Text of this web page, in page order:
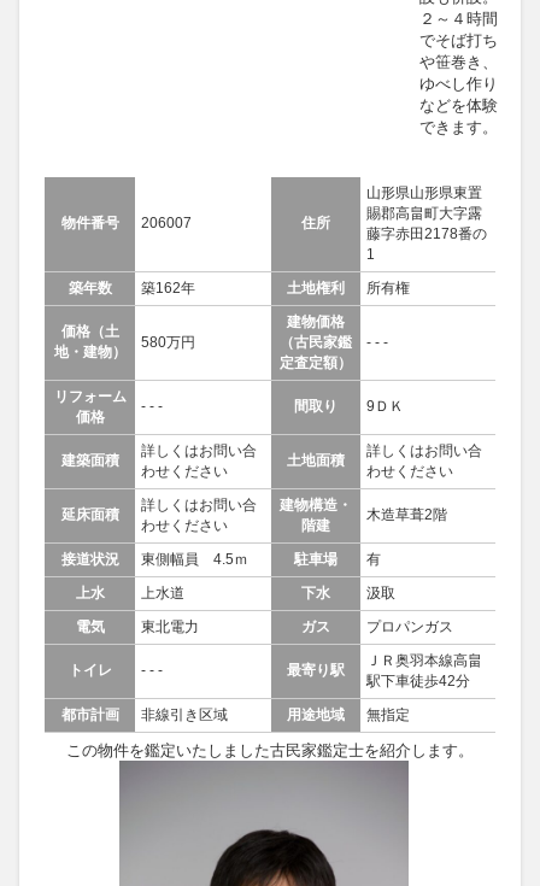
２～４時間
でそば打ち
や笹巻き、
ゆべし作り
などを体験
できます。
物件番号 206007 住所
山形県山形県東置
賜郡高畠町大字露
藤字赤田2178番の
1
築年数
築162年 土地権利 所有権
価格（土
地・建物）
580万円
建物価格
（古民家鑑
定査定額）
- - -
リフォーム
価格
- - - 間取り 9ＤＫ
建築面積
詳しくはお問い合
わせください
土地面積
詳しくはお問い合
わせください
延床面積
詳しくはお問い合
わせください
建物構造・
階建
木造草葺2階
接道状況 東側幅員 4.5ｍ 駐車場
有
上水
上水道 下水
汲取
電気
東北電力 ガス プロパンガス
トイレ - - - 最寄り駅
ＪＲ奥羽本線高畠
駅下車徒歩42分
都市計画
非線引き区域 用途地域 無指定
この物件を鑑定いたしました古民家鑑定士を紹介します。